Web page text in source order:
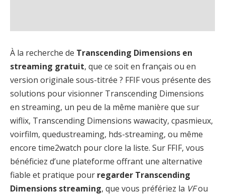
À la recherche de Transcending Dimensions en
streaming gratuit, que ce soit en français ou en
version originale sous-titrée ? FFIF vous présente des
solutions pour visionner Transcending Dimensions
en streaming, un peu de la même manière que sur
wiflix, Transcending Dimensions wawacity, cpasmieux,
voirfilm, quedustreaming, hds-streaming, ou même
encore time2watch pour clore la liste. Sur FFIF, vous
bénéficiez d’une plateforme offrant une alternative
fiable et pratique pour regarder Transcending
Dimensions streaming, que vous préfériez la VFou